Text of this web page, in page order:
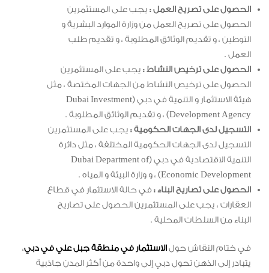
الحصول على تصريح العمل : يجب على المستثمرين
الحصول على تصريح العمل من وزارة الموارد البشرية و
التوطين ، و تقديم الوثائق المطلوبة ، و تقديم طلب
العمل .
الحصول على ترخيص النشاط : يجب على المستثمرين
الحصول على ترخيص النشاط من الجهات المختصة ، مثل
هيئة الاستثمار و التنمية في دبي (Dubai Investment
Development Agency) ، و تقديم الوثائق المطلوبة .
التسجيل لدى الجهات الحكومية : يجب على المستثمرين
التسجيل لدى الجهات الحكومية المختلفة ، مثل دائرة
التنمية الاقتصادية في دبي (Dubai Department of
Economic Development) ، و وزارة البيئة و المياه .
الحصول على تصاريح البناء :في حالة الاستثمار في قطاع
العقارات ، يجب على المستثمرين الحصول على تصاريح
البناء من السلطات المحلية .
في ختام النقاش حولالاستثمار في منطقة جبل علي في دبي،
يتبادر إلى الذهن تحول دبي إلى واحدة من أكثر المدن جاذبية